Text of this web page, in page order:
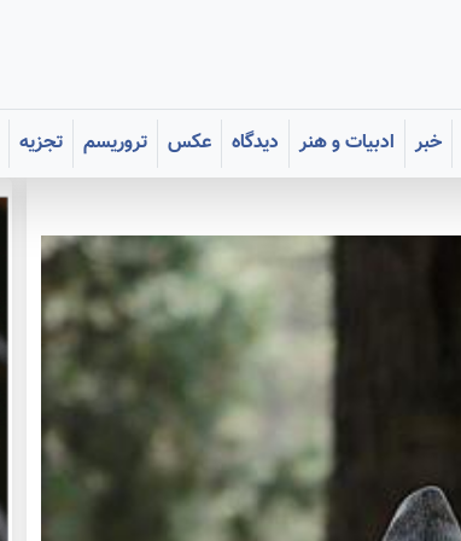
خبر ادبیات و هنر دیدگاه عکس تروریسم تجزیه